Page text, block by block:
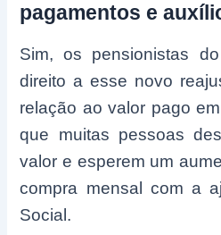
pagamentos e
Sim, os pensionistas
direito a esse novo
relação ao valor pago
que muitas pessoas
valor e esperem um
compra mensal com a
Social.